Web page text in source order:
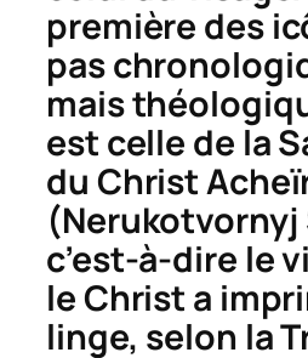
première des
pas
mais
est celle de la
du Christ
(Nerukotvornyj
c’est-à-dire le
le Christ a
linge, selon la